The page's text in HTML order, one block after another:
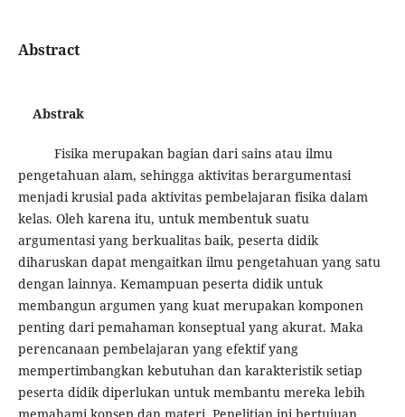
Abstract
Abstrak
Fisika merupakan bagian dari sains atau ilmu
pengetahuan alam, sehingga aktivitas berargumentasi
menjadi krusial pada aktivitas pembelajaran fisika dalam
kelas. Oleh karena itu, untuk membentuk suatu
argumentasi yang berkualitas baik, peserta didik
diharuskan dapat mengaitkan ilmu pengetahuan yang satu
dengan lainnya. Kemampuan peserta didik untuk
membangun argumen yang kuat merupakan komponen
penting dari pemahaman konseptual yang akurat. Maka
perencanaan pembelajaran yang efektif yang
mempertimbangkan kebutuhan dan karakteristik setiap
peserta didik diperlukan untuk membantu mereka lebih